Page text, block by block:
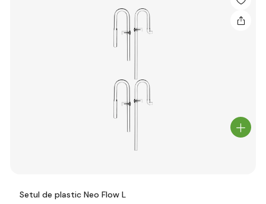
Setul de plastic Neo Flow L